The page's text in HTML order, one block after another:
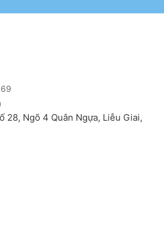
28, Ngõ 4 Quân Ngựa, Liễu Giai,